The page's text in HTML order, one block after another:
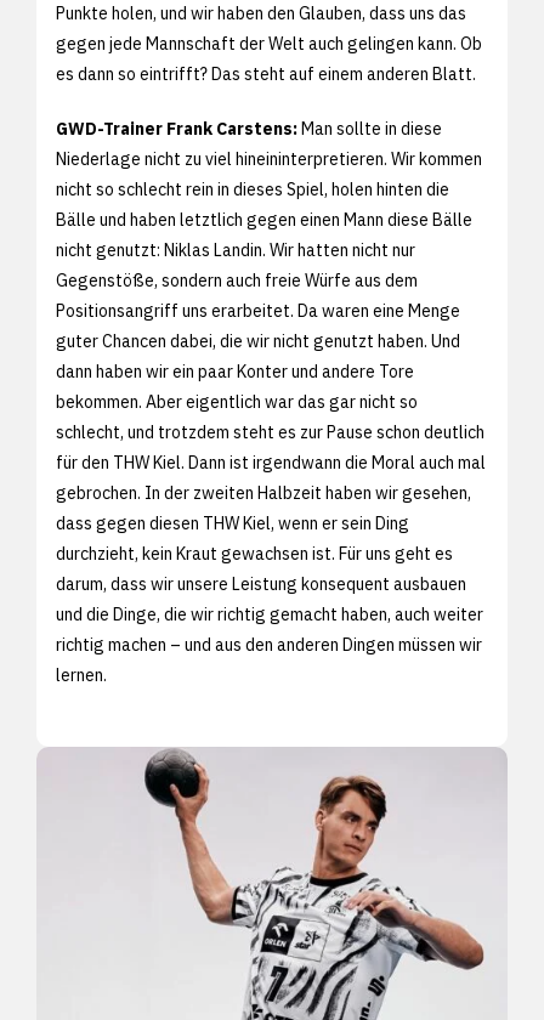
Punkte holen, und wir haben den Glauben, dass uns das
gegen jede Mannschaft der Welt auch gelingen kann. Ob
es dann so eintrifft? Das steht auf einem anderen Blatt.
GWD-Trainer Frank Carstens:Man sollte in diese
Niederlage nicht zu viel hineininterpretieren. Wir kommen
nicht so schlecht rein in dieses Spiel, holen hinten die
Bälle und haben letztlich gegen einen Mann diese Bälle
nicht genutzt: Niklas Landin. Wir hatten nicht nur
Gegenstöße, sondern auch freie Würfe aus dem
Positionsangriff uns erarbeitet. Da waren eine Menge
guter Chancen dabei, die wir nicht genutzt haben. Und
dann haben wir ein paar Konter und andere Tore
bekommen. Aber eigentlich war das gar nicht so
schlecht, und trotzdem steht es zur Pause schon deutlich
für den THW Kiel. Dann ist irgendwann die Moral auch mal
gebrochen. In der zweiten Halbzeit haben wir gesehen,
dass gegen diesen THW Kiel, wenn er sein Ding
durchzieht, kein Kraut gewachsen ist. Für uns geht es
darum, dass wir unsere Leistung konsequent ausbauen
und die Dinge, die wir richtig gemacht haben, auch weiter
richtig machen – und aus den anderen Dingen müssen wir
lernen.